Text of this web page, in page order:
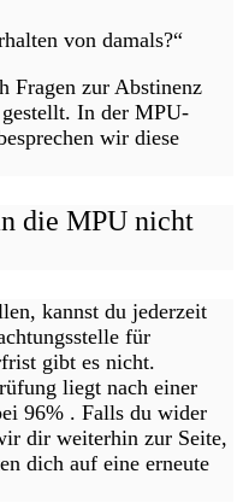
von damals?“
Fragen zur Abstinenz
gestellt. In der MPU-
wir diese
die MPU nicht
kannst du jederzeit
für
gibt es nicht.
liegt nach einer
96% . Falls du wider
dir weiterhin zur Seite,
dich auf eine erneute